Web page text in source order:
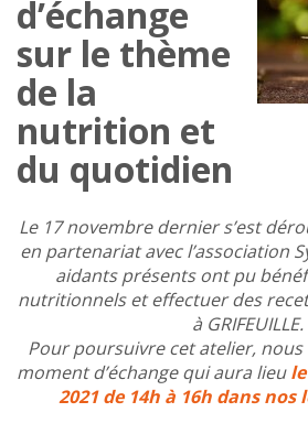
d’échange
sur le thème
de la
nutrition et
du quotidien
Le 17 novembre dernier s’est
en partenariat avec l’association
aidants présents ont pu
nutritionnels et effectuer des
à GRIFEUILLE.
Pour poursuivre cet atelier,
moment d’échange qui aura lieule
2021 de 14h à 16h dans nos